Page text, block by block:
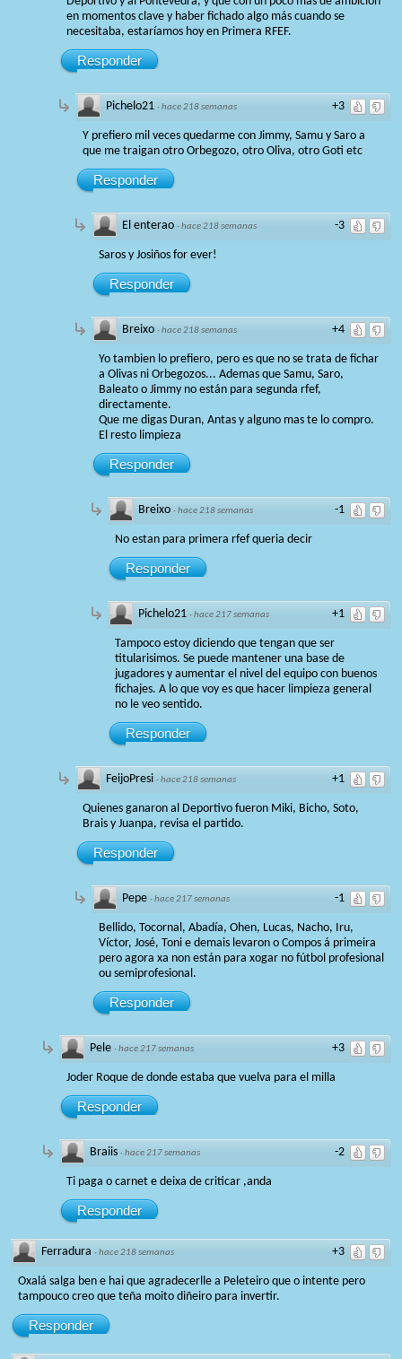
en momentos clave y haber fichado algo más cuando se
necesitaba, estaríamos hoy en Primera RFEF.
Responder
+3
Pichelo21 ·hace 218 semanas
Y prefiero mil veces quedarme con Jimmy, Samu y Saro a
que me traigan otro Orbegozo, otro Oliva, otro Goti etc
Responder
-3
El enterao ·hace 218 semanas
Saros y Josiños for ever!
Responder
+4
Breixo ·hace 218 semanas
Yo tambien lo prefiero, pero es que no se trata de fichar
a Olivas ni Orbegozos... Ademas que Samu, Saro,
Baleato o Jimmy no están para segunda rfef,
directamente.
Que me digas Duran, Antas y alguno mas te lo compro.
El resto limpieza
Responder
-1
Breixo ·hace 218 semanas
No estan para primera rfef queria decir
Responder
+1
Pichelo21 ·hace 217 semanas
Tampoco estoy diciendo que tengan que ser
titularisimos. Se puede mantener una base de
jugadores y aumentar el nivel del equipo con buenos
fichajes. A lo que voy es que hacer limpieza general
no le veo sentido.
Responder
+1
FeijoPresi ·hace 218 semanas
Quienes ganaron al Deportivo fueron Miki, Bicho, Soto,
Brais y Juanpa, revisa el partido.
Responder
-1
Pepe ·hace 217 semanas
Bellido, Tocornal, Abadía, Ohen, Lucas, Nacho, Iru,
Víctor, José, Toni e demais levaron o Compos á primeira
pero agora xa non están para xogar no fútbol profesional
ou semiprofesional.
Responder
+3
Pele ·hace 217 semanas
Joder Roque de donde estaba que vuelva para el milla
Responder
-2
Braiis ·hace 217 semanas
Ti paga o carnet e deixa de criticar ,anda
Responder
+3
Ferradura ·hace 218 semanas
Oxalá salga ben e hai que agradecerlle a Peleteiro que o intente pero
tampouco creo que teña moito diñeiro para invertir.
Responder